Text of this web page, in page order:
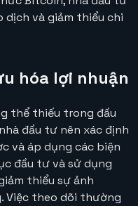
và giảm thiểu chi
hóa lợi nhuận
thể thiếu trong đầu
đầu tư nên xác định
và áp dụng các biện
đầu tư và sử dụng
thiểu sự ảnh
theo dõi thường